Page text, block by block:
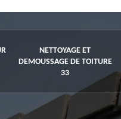
NETTOYAGE ET
DEMOUSSAGE DE TOITURE
33